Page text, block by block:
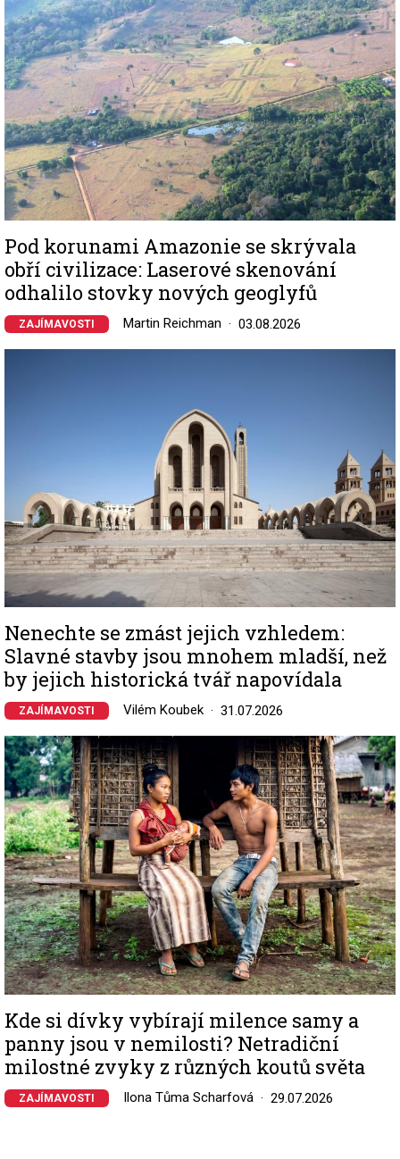
Pod korunami Amazonie se skrývala
obří civilizace: Laserové skenování
odhalilo stovky nových geoglyfů
ZAJÍMAVOSTI Martin Reichman 03.08.2026
Nenechte se zmást jejich vzhledem:
Slavné stavby jsou mnohem mladší, než
by jejich historická tvář napovídala
ZAJÍMAVOSTI Vilém Koubek 31.07.2026
Image
Kde si dívky vybírají milence samy a
panny jsou v nemilosti? Netradiční
milostné zvyky z různých koutů světa
ZAJÍMAVOSTI Ilona Tůma Scharfová 29.07.2026